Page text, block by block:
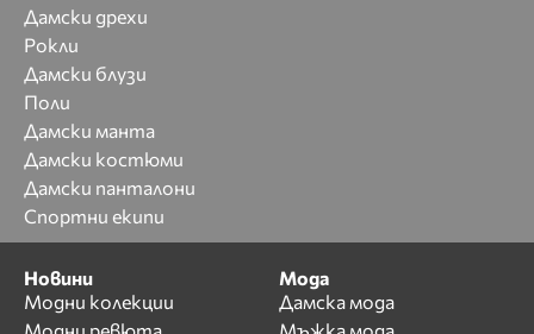
Дамски дрехи
Рокли
Дамски блузи
Поли
Дамски манта
Дамски костюми
Дамски панталони
Спортни екипи
Новини
Модни колекции
Мода
Дамска мода